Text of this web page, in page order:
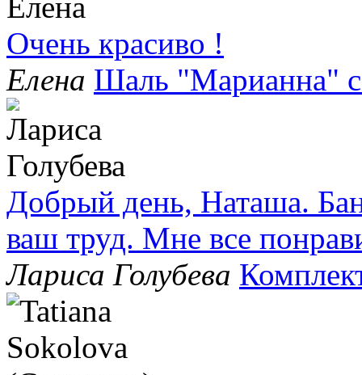
Очень красиво !
Елена Шаль "Марианна"
Добрый день, Наташа.
ваш труд. Мне все
Лариса Голубева